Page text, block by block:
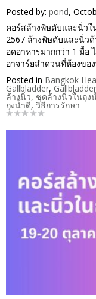
Posted by: pond,
คอร์สล้างพิษตับและนิ่วใ
2567 ล้างพิษตับและนิ่ว
อดอาหารมากกว่า 1 มื้อ
อาจาร์ยลำดวนที่ห้องขอ
Posted in Bangkok
Gallbladder,
ล้างนิ่ว, ชุดล้างนิ่วในถุง
ถุงน้ำดี, วิธีการรักษา